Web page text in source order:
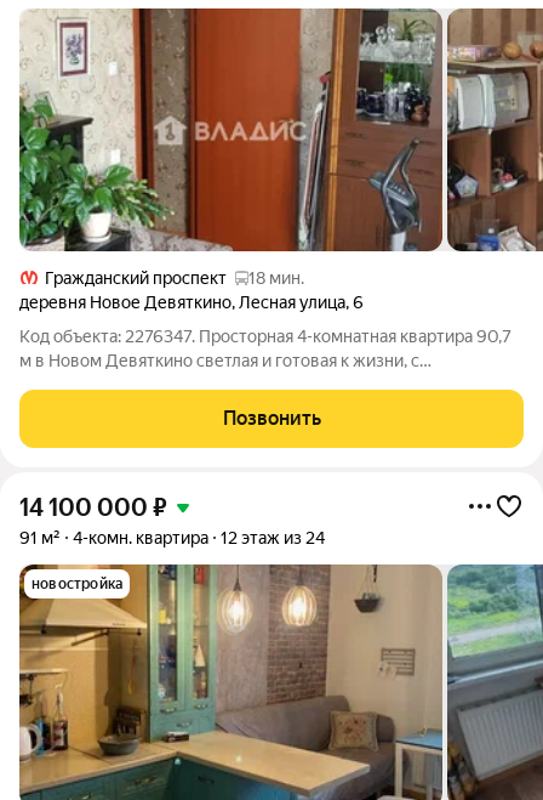
Гражданский проспект
18 мин.
деревня Новое Девяткино, Лесная улица,6
Код объекта: 2276347. Просторная 4-комнатная квартира 90,7
м в Новом Девяткино светлая и готовая к жизни, с
Ощущение простора и воздуха: комнаты изолированы, много
естественного света с 7-го
Позвонить
14 100 000 ₽
91 м² 4-комн. квартира 12 этаж из 24
новостройка